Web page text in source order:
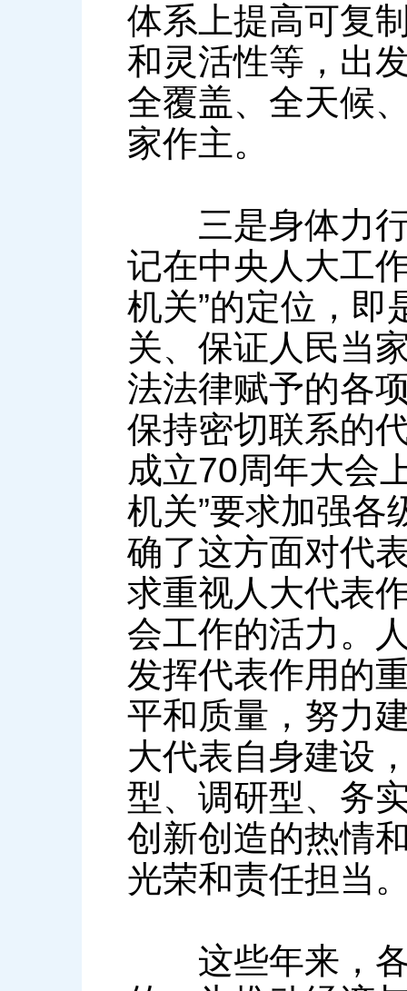
体系上提高可复
和灵活性等，出
全覆盖、全天候
家作主。
三是身体力行
记在中央人大工
机关”的定位，即
关、保证人民当
法法律赋予的各
保持密切联系的
成立70周年大会
机关”要求加强各
确了这方面对代
求重视人大代表
会工作的活力。
发挥代表作用的
平和质量，努力
大代表自身建设
型、调研型、务
创新创造的热情
光荣和责任担当
这些年来，各